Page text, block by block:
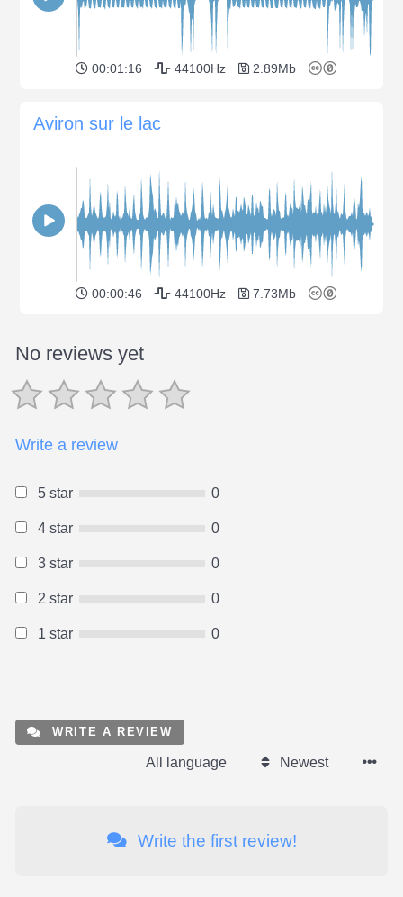
00:01:16 44100Hz 2.89Mb
Aviron sur le lac
00:00:46 44100Hz 7.73Mb
No reviews yet
Write a review
5 star 0
4 star 0
3 star 0
2 star 0
1 star 0
WRITE A REVIEW
All language Newest
Write the first review!